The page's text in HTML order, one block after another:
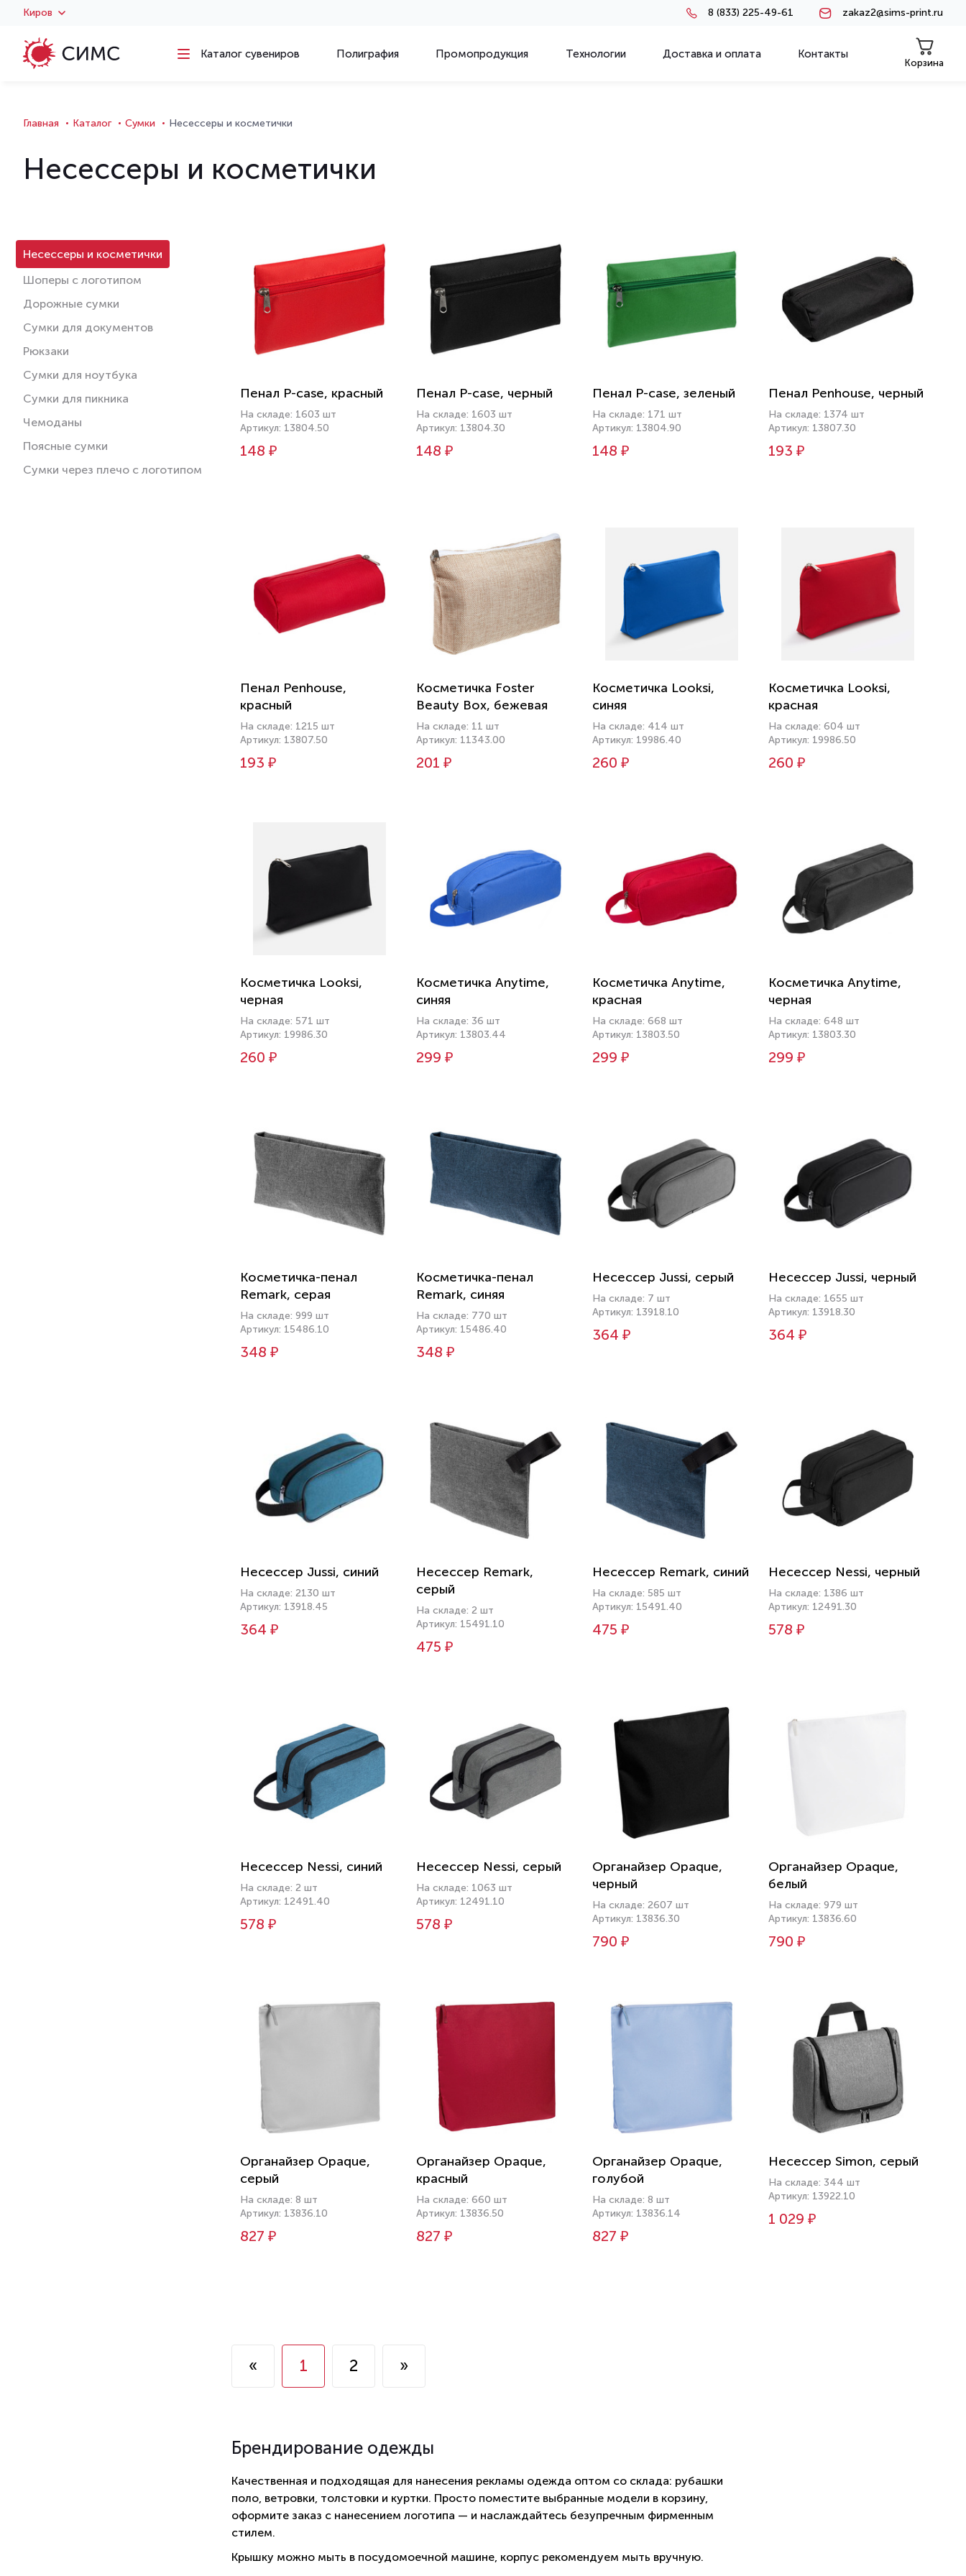
Киров 8 (833) 225-49-61 zakaz2@sims-print.ru
Каталог сувениров Полиграфия Промопродукция Технологии Доставка и оплата Контакты
Корзина
Главная Каталог Сумки Несессеры и косметички
Несессеры и косметички
Несессеры и косметички
Шоперы с логотипом
Дорожные сумки
Сумки для документов
Рюкзаки
Сумки для ноутбука
Сумки для пикника
Чемоданы
Поясные сумки
Сумки через плечо с логотипом
Пенал P-case, красный
На складе: 1603 шт
Артикул: 13804.50
148 ₽
Пенал P-case, черный
На складе: 1603 шт
Артикул: 13804.30
148 ₽
Пенал P-case, зеленый
На складе: 171 шт
Артикул: 13804.90
148 ₽
Пенал Penhouse, черный
На складе: 1374 шт
Артикул: 13807.30
193 ₽
Пенал Penhouse,
красный
На складе: 1215 шт
Артикул: 13807.50
193 ₽
Косметичка Foster
Beauty Box, бежевая
На складе: 11 шт
Артикул: 11343.00
201 ₽
Косметичка Looksi,
синяя
На складе: 414 шт
Артикул: 19986.40
260 ₽
Косметичка Looksi,
красная
На складе: 604 шт
Артикул: 19986.50
260 ₽
Косметичка Looksi,
черная
На складе: 571 шт
Артикул: 19986.30
260 ₽
Косметичка Anytime,
синяя
На складе: 36 шт
Артикул: 13803.44
299 ₽
Косметичка Anytime,
красная
На складе: 668 шт
Артикул: 13803.50
299 ₽
Косметичка Anytime,
черная
На складе: 648 шт
Артикул: 13803.30
299 ₽
Косметичка-пенал
Remark, серая
На складе: 999 шт
Артикул: 15486.10
348 ₽
Косметичка-пенал
Remark, синяя
На складе: 770 шт
Артикул: 15486.40
348 ₽
Несессер Jussi, серый
На складе: 7 шт
Артикул: 13918.10
364 ₽
Несессер Jussi, черный
На складе: 1655 шт
Артикул: 13918.30
364 ₽
Несессер Jussi, синий
На складе: 2130 шт
Артикул: 13918.45
364 ₽
Несессер Remark,
серый
На складе: 2 шт
Артикул: 15491.10
475 ₽
Несессер Remark, синий
На складе: 585 шт
Артикул: 15491.40
475 ₽
Несессер Nessi, черный
На складе: 1386 шт
Артикул: 12491.30
578 ₽
Несессер Nessi, синий
На складе: 2 шт
Артикул: 12491.40
578 ₽
Несессер Nessi, серый
На складе: 1063 шт
Артикул: 12491.10
578 ₽
Органайзер Opaque,
черный
На складе: 2607 шт
Артикул: 13836.30
790 ₽
Органайзер Opaque,
белый
На складе: 979 шт
Артикул: 13836.60
790 ₽
Органайзер Opaque,
серый
На складе: 8 шт
Артикул: 13836.10
827 ₽
Органайзер Opaque,
красный
На складе: 660 шт
Артикул: 13836.50
827 ₽
Органайзер Opaque,
голубой
На складе: 8 шт
Артикул: 13836.14
827 ₽
Несессер Simon, серый
На складе: 344 шт
Артикул: 13922.10
1 029 ₽
« 1 2 »
Брендирование одежды
Качественная и подходящая для нанесения рекламы одежда оптом со склада: рубашки
поло, ветровки, толстовки и куртки. Просто поместите выбранные модели в корзину,
оформите заказ с нанесением логотипа — и наслаждайтесь безупречным фирменным
стилем.
Крышку можно мыть в посудомоечной машине, корпус рекомендуем мыть вручную.